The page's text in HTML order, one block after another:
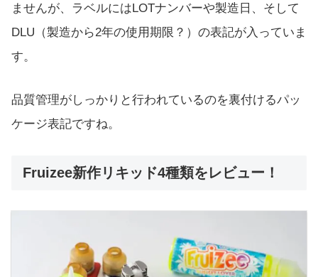
ませんが、ラベルにはLOTナンバーや製造日、そして
DLU（製造から2年の使用期限？）の表記が入っていま
す。
品質管理がしっかりと行われているのを裏付けるパッ
ケージ表記ですね。
Fruizee新作リキッド4種類をレビュー！